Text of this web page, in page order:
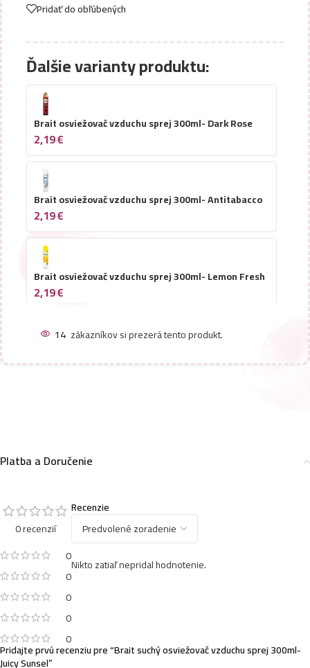
Pridať do obľúbených
Ďalšie varianty produktu:
Brait osviežovač vzduchu sprej 300ml- Dark Rose
2,19€
Brait osviežovač vzduchu sprej 300ml- Antitabacco
2,19€
Brait osviežovač vzduchu sprej 300ml- Lemon Fresh
2,19€
Lavender
Valley
Brait osviežovač vzduchu sprej 300ml- Oriental
Garden
2,19
2,19€
14 zákazníkov si prezerá tento produkt.
Platba a Doručenie
0 recenzií
0
0
0
0
0
Recenzie
Nikto zatiaľ nepridal hodnotenie.
Pridajte prvú recenziu pre “Brait suchý osviežovač vzduchu sprej 300ml-
Juicy Sunsel”